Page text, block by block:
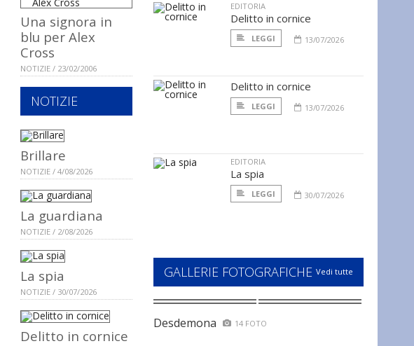
Una signora in
blu per Alex
Cross
NOTIZIE / 23/02/2006
NOTIZIE
Brillare
NOTIZIE / 4/08/2026
La guardiana
NOTIZIE / 2/08/2026
La spia
NOTIZIE / 30/07/2026
Delitto in cornice
EDITORIA
Delitto in cornice
LEGGI 13/07/2026
Delitto in cornice
LEGGI 13/07/2026
EDITORIA
La spia
LEGGI 30/07/2026
GALLERIE FOTOGRAFICHE Vedi tutte
Desdemona 14 FOTO